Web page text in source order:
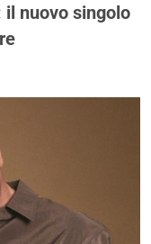
il nuovo singolo